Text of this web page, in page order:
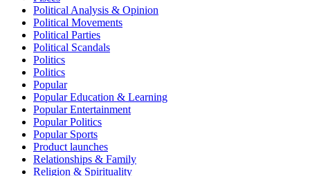
Political Analysis & Opinion
Political Movements
Political Parties
Political Scandals
Politics
Politics
Popular
Popular Education & Learning
Popular Entertainment
Popular Politics
Popular Sports
Product launches
Relationships & Family
Religion & Spirituality